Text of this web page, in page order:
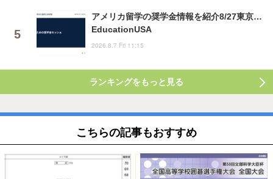
アメリカ留学の奨学金情報を紹介8/27東京…
EducationUSA
2026.8.7 Fri 11:15
ランキングをもっと見る
こちらの記事もおすすめ